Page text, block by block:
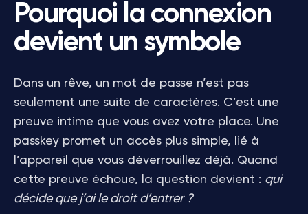
Pourquoi la connexion
devient un symbole
Dans un rêve, un mot de passe n’est pas
seulement une suite de caractères. C’est une
preuve intime que vous avez votre place. Une
passkey promet un accès plus simple, lié à
l’appareil que vous déverrouillez déjà. Quand
cette preuve échoue, la question devient : qui
décide que j’ai le droit d’entrer ?